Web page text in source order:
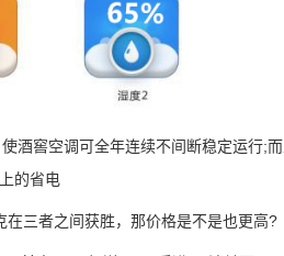
窖空调可全年连续不间断稳定运行;
的省电
在三者之间获胜，那价格是不是也更高?